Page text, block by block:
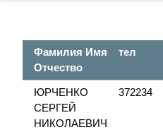
Фамилия Имя
Отчество
тел
ЮРЧЕНКО
СЕРГЕЙ
НИКОЛАЕВИЧ
372234